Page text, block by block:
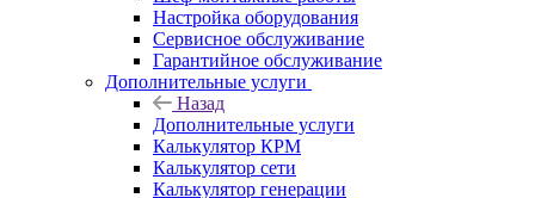
Настройка оборудования
Сервисное обслуживание
Гарантийное обслуживание
Дополнительные услуги
Назад
Дополнительные услуги
Калькулятор КРМ
Калькулятор сети
Калькулятор генерации